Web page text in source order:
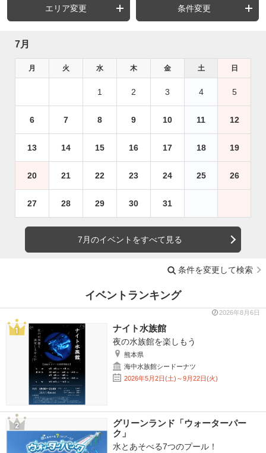
エリア変更 条件変更
7月
月 火 水 木 金 土 日
1 2 3 4 5
6 7 8 9 10 11 12
13 14 15 16 17 18 19
20 21 22 23 24 25 26
27 28 29 30 31
7月のイベントをすべて見る
条件を変更して検索
イベントランキング
2026年8月6日
ナイト水族館
夜の水族館を楽しもう
熊本県
海中水族館シードーナツ
2026年5月2日(土)～9月22日(火)
グリーンランド「ウォーターパー
ク」
水とあそべる7つのプール！